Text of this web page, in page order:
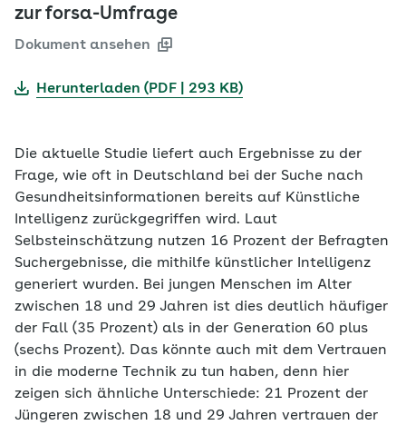
zur forsa-Umfrage
Dokument ansehen
Herunterladen (PDF | 293 KB)
Die aktuelle Studie liefert auch Ergebnisse zu der
Frage, wie oft in Deutschland bei der Suche nach
Gesundheitsinformationen bereits auf Künstliche
Intelligenz zurückgegriffen wird. Laut
Selbsteinschätzung nutzen 16 Prozent der Befragten
Suchergebnisse, die mithilfe künstlicher Intelligenz
generiert wurden. Bei jungen Menschen im Alter
zwischen 18 und 29 Jahren ist dies deutlich häufiger
der Fall (35 Prozent) als in der Generation 60 plus
(sechs Prozent). Das könnte auch mit dem Vertrauen
in die moderne Technik zu tun haben, denn hier
zeigen sich ähnliche Unterschiede: 21 Prozent der
Jüngeren zwischen 18 und 29 Jahren vertrauen der